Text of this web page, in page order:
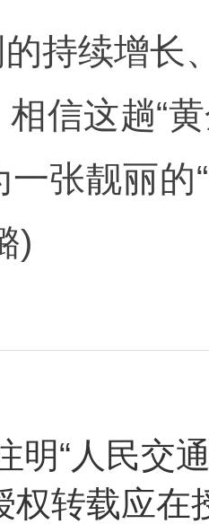
持续增长
信这趟“
张靓丽的
)
明“人民交
权转载应